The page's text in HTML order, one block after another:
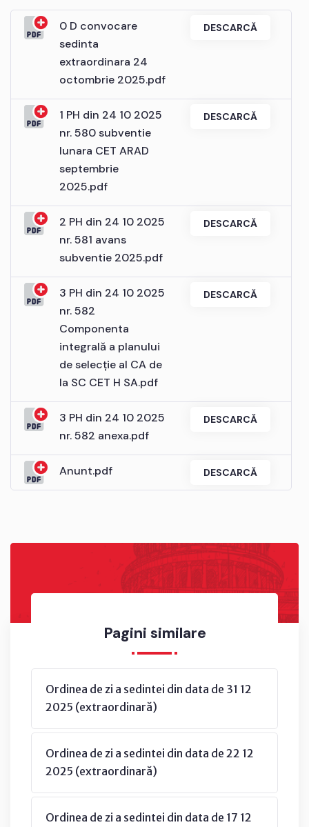
Pagini similare
Ordinea de zi a sedintei din data de 31 12
2025 (extraordinară)
Ordinea de zi a sedintei din data de 22 12
2025 (extraordinară)
Ordinea de zi a sedintei din data de 17 12
0 D convocare
sedinta
extraordinara 24
octombrie 2025.pdf
DESCARCĂ
1 PH din 24 10 2025
nr. 580 subventie
lunara CET ARAD
septembrie
2025.pdf
DESCARCĂ
2 PH din 24 10 2025
nr. 581 avans
subventie 2025.pdf
DESCARCĂ
3 PH din 24 10 2025
nr. 582
Componenta
integrală a planului
de selecție al CA de
la SC CET H SA.pdf
DESCARCĂ
3 PH din 24 10 2025
nr. 582 anexa.pdf
DESCARCĂ
Anunt.pdf DESCARCĂ